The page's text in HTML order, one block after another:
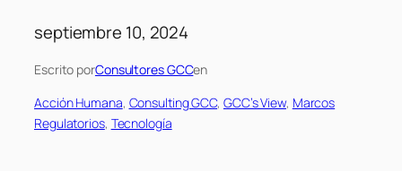
septiembre 10, 2024
Escrito porConsultores GCCen
Acción Humana, Consulting GCC, GCC’s View, Marcos
Regulatorios, Tecnología